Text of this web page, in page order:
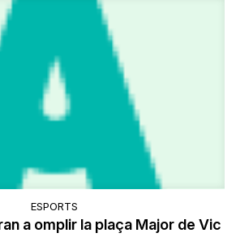
ESPORTS
a omplir la plaça Major de Vic